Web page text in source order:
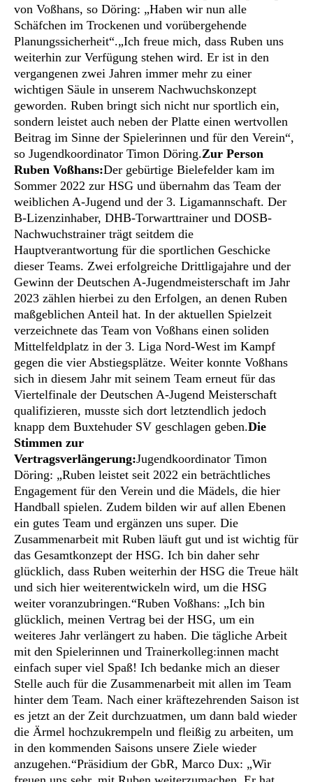
von Voßhans, so Döring: „Haben wir nun alle
Schäfchen im Trockenen und vorübergehende
Planungssicherheit“.„Ich freue mich, dass Ruben uns
weiterhin zur Verfügung stehen wird. Er ist in den
vergangenen zwei Jahren immer mehr zu einer
wichtigen Säule in unserem Nachwuchskonzept
geworden. Ruben bringt sich nicht nur sportlich ein,
sondern leistet auch neben der Platte einen wertvollen
Beitrag im Sinne der Spielerinnen und für den Verein“,
so Jugendkoordinator Timon Döring.Zur Person
Ruben Voßhans:Der gebürtige Bielefelder kam im
Sommer 2022 zur HSG und übernahm das Team der
weiblichen A-Jugend und der 3. Ligamannschaft. Der
B-Lizenzinhaber, DHB-Torwarttrainer und DOSB-
Nachwuchstrainer trägt seitdem die
Hauptverantwortung für die sportlichen Geschicke
dieser Teams. Zwei erfolgreiche Drittligajahre und der
Gewinn der Deutschen A-Jugendmeisterschaft im Jahr
2023 zählen hierbei zu den Erfolgen, an denen Ruben
maßgeblichen Anteil hat. In der aktuellen Spielzeit
verzeichnete das Team von Voßhans einen soliden
Mittelfeldplatz in der 3. Liga Nord-West im Kampf
gegen die vier Abstiegsplätze. Weiter konnte Voßhans
sich in diesem Jahr mit seinem Team erneut für das
Viertelfinale der Deutschen A-Jugend Meisterschaft
qualifizieren, musste sich dort letztendlich jedoch
knapp dem Buxtehuder SV geschlagen geben.Die
Stimmen zur
Vertragsverlängerung:Jugendkoordinator Timon
Döring: „Ruben leistet seit 2022 ein beträchtliches
Engagement für den Verein und die Mädels, die hier
Handball spielen. Zudem bilden wir auf allen Ebenen
ein gutes Team und ergänzen uns super. Die
Zusammenarbeit mit Ruben läuft gut und ist wichtig für
das Gesamtkonzept der HSG. Ich bin daher sehr
glücklich, dass Ruben weiterhin der HSG die Treue hält
und sich hier weiterentwickeln wird, um die HSG
weiter voranzubringen.“Ruben Voßhans: „Ich bin
glücklich, meinen Vertrag bei der HSG, um ein
weiteres Jahr verlängert zu haben. Die tägliche Arbeit
mit den Spielerinnen und Trainerkolleg:innen macht
einfach super viel Spaß! Ich bedanke mich an dieser
Stelle auch für die Zusammenarbeit mit allen im Team
hinter dem Team. Nach einer kräftezehrenden Saison ist
es jetzt an der Zeit durchzuatmen, um dann bald wieder
die Ärmel hochzukrempeln und fleißig zu arbeiten, um
in den kommenden Saisons unsere Ziele wieder
anzugehen.“Präsidium der GbR, Marco Dux: „Wir